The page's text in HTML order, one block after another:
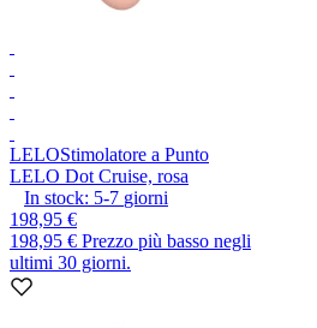
LELOStimolatore a Punto
LELO Dot Cruise, rosa
In stock: 5-7 giorni
198,95 €
198,95 € Prezzo più basso negli
ultimi 30 giorni.